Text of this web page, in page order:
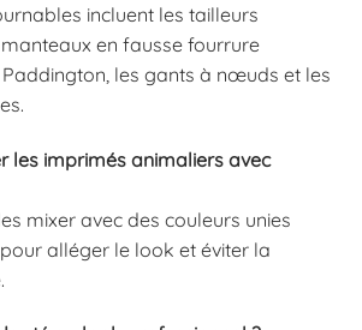
incluent les tailleurs
en fausse fourrure
les gants à nœuds et les
les imprimés animaliers avec
mixer avec des couleurs unies
alléger le look et éviter la